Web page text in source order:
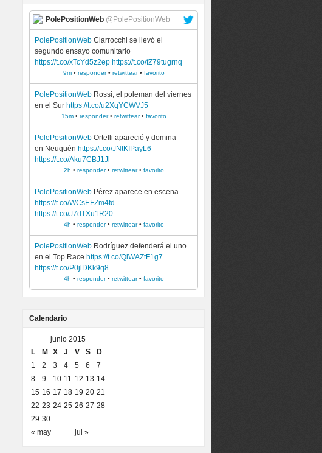
PolePositionWeb @PolePositionWeb
PolePositionWeb Ciarrocchi se llevó el
segundo ensayo comunitario
https://t.co/xTcYd5z2ep https://t.co/fZ79tugrnq
9m• responder• retwittear• favorito
PolePositionWeb Rossi, el poleman del viernes
en el Sur https://t.co/u2XqYCWVJ5
15m• responder• retwittear• favorito
PolePositionWeb Ortelli apareció y domina
en Neuquén https://t.co/JNtKIPayL6
https://t.co/Aku7CBJ1Jl
2h • responder• retwittear• favorito
PolePositionWeb Pérez aparece en escena
https://t.co/WCsEFZm4fd
https://t.co/J7dTXu1R20
4h • responder• retwittear• favorito
PolePositionWeb Rodríguez defenderá el uno
en el Top Race https://t.co/QiWAZtF1g7
https://t.co/P0jlDKk9q8
4h • responder• retwittear• favorito
Calendario
junio 2015
L
M X J V S D
« may jul »
1 2 3 4 5 6
7
8
9 10 11 12 13 14
15 16 17 18 19 20 21
22 23 24 25 26 27 28
29 30